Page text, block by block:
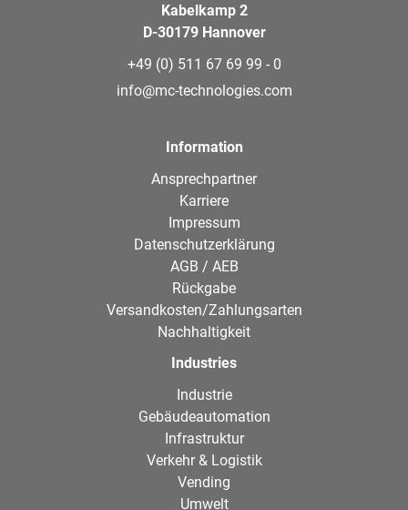
Kabelkamp 2
D-30179 Hannover
+49 (0) 511 67 69 99 - 0
info@mc-technologies.com
Information
Ansprechpartner
Karriere
Impressum
Datenschutzerklärung
AGB / AEB
Rückgabe
Versandkosten/Zahlungsarten
Nachhaltigkeit
Industries
Industrie
Gebäudeautomation
Infrastruktur
Verkehr & Logistik
Vending
Umwelt